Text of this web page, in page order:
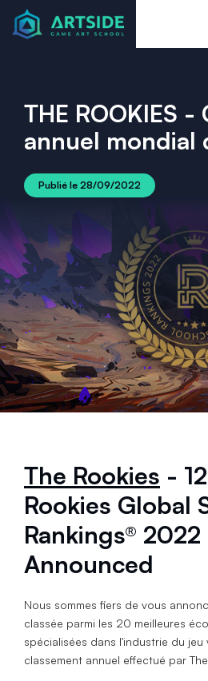
THE ROOKIES
annuel mondial
Publié le 28/09/2022
The Rookies -
Rookies Global
Rankings® 2022
Announced
Nous sommes fiers de vous
classée parmi les 20 meilleures
spécialisées dans l'industrie du jeu
classement annuel effectué par